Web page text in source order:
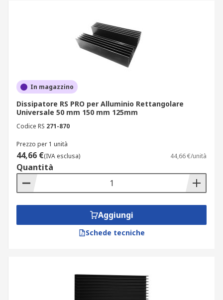
In magazzino
Dissipatore RS PRO per Alluminio Rettangolare
Universale 50 mm 150 mm 125mm
Codice RS 271-870
Prezzo per 1 unità
44,66 €(IVA esclusa) 44,66 €/unità
Quantità
Aggiungi
Schede tecniche